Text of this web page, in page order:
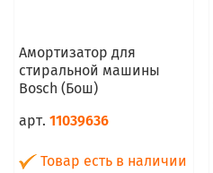
Амортизатор для
стиральной машины
Bosch (Бош)
арт. 11039636
Товар есть в наличии